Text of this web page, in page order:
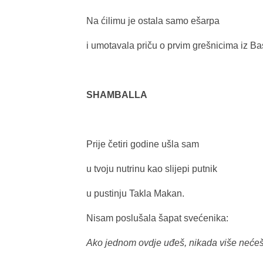
Na ćilimu je ostala samo ešarpa
i umotavala priču o prvim grešnicima iz
SHAMBALLA
Prije četiri godine ušla sam
u tvoju nutrinu kao slijepi putnik
u pustinju Takla Makan.
Nisam poslušala šapat svećenika:
Ako jednom ovdje uđeš, nikada više